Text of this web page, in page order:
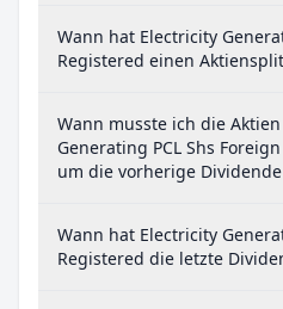
Wann hat Electricity
Registered einen
Wann musste ich die
Generating PCL Shs
um die vorherige
Wann hat Electricity
Registered die letzte